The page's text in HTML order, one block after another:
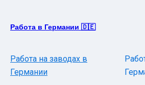
Работа в Германии 🇩🇪
Работа на заводах в
Германии